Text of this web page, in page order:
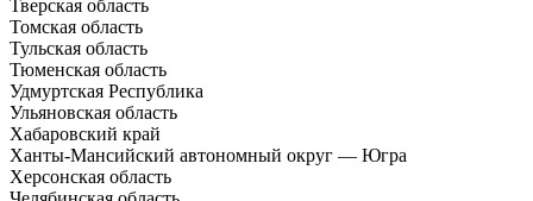
Тверская область
Томская область
Тульская область
Тюменская область
Удмуртская Республика
Ульяновская область
Хабаровский край
Ханты-Мансийский автономный округ — Югра
Херсонская область